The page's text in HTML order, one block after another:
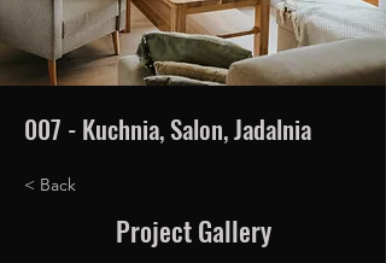
007 - Kuchnia, Salon, Jadalnia
< Back
Project Gallery